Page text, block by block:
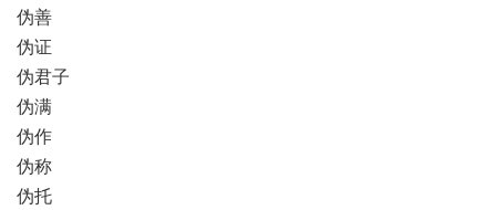
伪善
伪证
伪君子
伪满
伪作
伪称
伪托